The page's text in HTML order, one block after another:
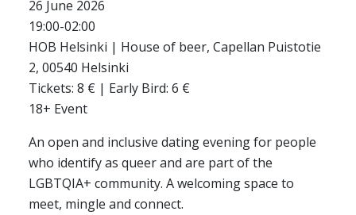
26 June 2026
19:00-02:00
HOB Helsinki | House of beer, Capellan Puistotie
2, 00540 Helsinki
Tickets: 8 € | Early Bird: 6 €
18+ Event
An open and inclusive dating evening for people
who identify as queer and are part of the
LGBTQIA+ community. A welcoming space to
meet, mingle and connect.